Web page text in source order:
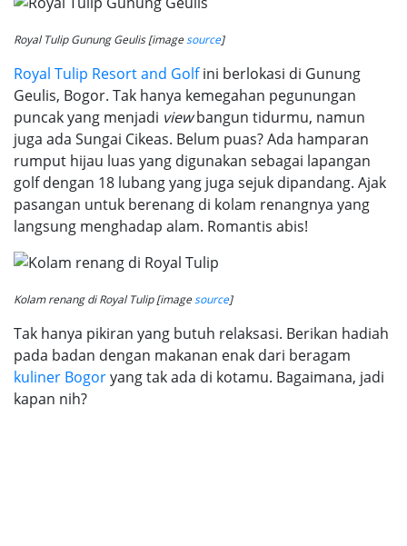
Royal Tulip Gunung Geulis [imagesource]
Royal Tulip Resort and Golfini berlokasi di Gunung
Geulis, Bogor. Tak hanya kemegahan pegunungan
puncak yang menjadi viewbangun tidurmu, namun
juga ada Sungai Cikeas. Belum puas? Ada hamparan
rumput hijau luas yang digunakan sebagai lapangan
golf dengan 18 lubang yang juga sejuk dipandang. Ajak
pasangan untuk berenang di kolam renangnya yang
langsung menghadap alam. Romantis abis!
Kolam renang di Royal Tulip [imagesource]
Tak hanya pikiran yang butuh relaksasi. Berikan hadiah
pada badan dengan makanan enak dari beragam
kuliner Bogoryang tak ada di kotamu. Bagaimana, jadi
kapan nih?